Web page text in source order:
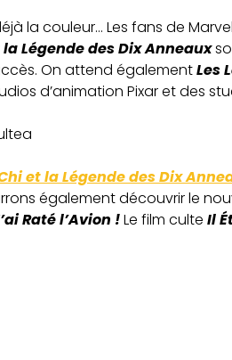
la couleur… Les fans de
Légende des Dix Anneaux
On attend égalementLes
d’animation Pixar et des
et la Légende des Dix
également découvrir le
Raté l’Avion !Le film culte Il